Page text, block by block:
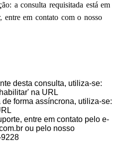
a consulta requisitada está em
entre em contato com o nosso
desta consulta, utiliza-se:
na URL
forma assíncrona, utiliza-se:
entre em contato pelo e-
ou pelo nosso